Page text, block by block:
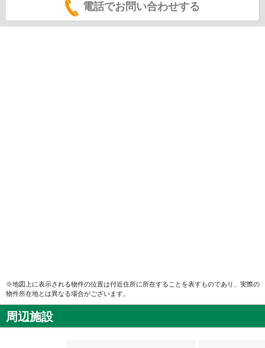
電話でお問い合わせする
※地図上に表示される物件の位置は付近住所に所在することを表すものであり、実際の
物件所在地とは異なる場合がございます。
周辺施設